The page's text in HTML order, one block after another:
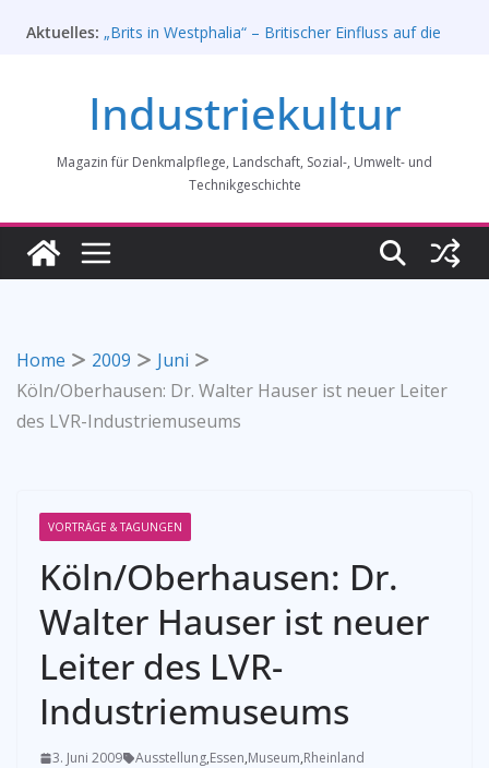
Inhalt
Aktuelles: „Brits in Westphalia“ – Britischer Einfluss auf die
werden – Erfolgreiche Demo am 1. August 2026
Prof. Dr. Rainer Slotta (1.5.1946-16.6.2026)
Vereins für Gussstahlfabrikation 1860 -1945:
Ausstellung in Bochum vom 28. Mai 2026 bis 31.
Rahmenprogramm der Tagung des
Bundesverbands Industriekultur in Augsburg 11/26
Industriekultur
Magazin für Denkmalpflege, Landschaft, Sozial-, Umwelt- und
Technikgeschichte
Home 2009
Juni
Köln/Oberhausen: Dr. Walter Hauser ist neuer Leiter
des LVR-Industriemuseums
VORTRÄGE & TAGUNGEN
Köln/Oberhausen: Dr.
Walter Hauser ist neuer
Leiter des LVR-
Industriemuseums
3. Juni 2009 Ausstellung,Essen,Museum,Rheinland